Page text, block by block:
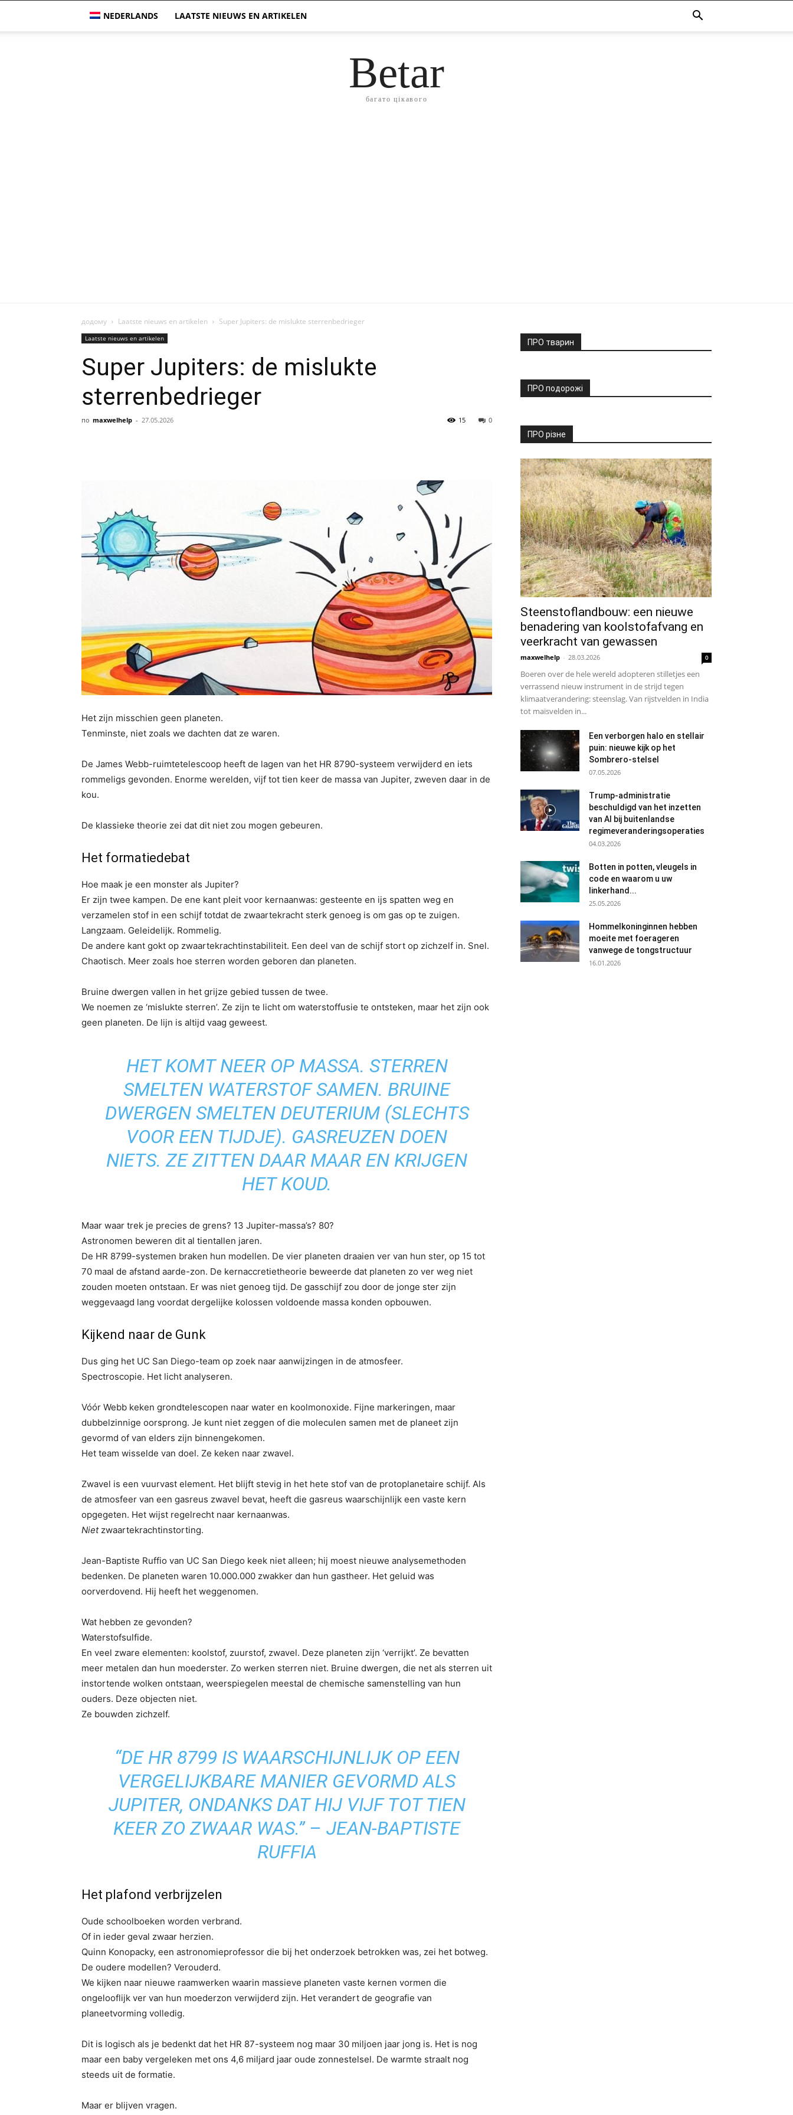
NEDERLANDS LAATSTE NIEUWS EN ARTIKELEN
Betar
багато цікавого
додому Laatste nieuws en artikelen Super Jupiters: de mislukte sterrenbedrieger
Laatste nieuws en artikelen
Super Jupiters: de mislukte
sterrenbedrieger
по maxwelhelp - 27.05.2026 0
15
Het zijn misschien geen planeten.
Tenminste, niet zoals we dachten dat ze waren.
De James Webb-ruimtetelescoop heeft de lagen van het HR 8790-systeem verwijderd en iets
rommeligs gevonden. Enorme werelden, vijf tot tien keer de massa van Jupiter, zweven daar in de
kou.
De klassieke theorie zei dat dit niet zou mogen gebeuren.
Het formatiedebat
Hoe maak je een monster als Jupiter?
Er zijn twee kampen. De ene kant pleit voor kernaanwas: gesteente en ijs spatten weg en
verzamelen stof in een schijf totdat de zwaartekracht sterk genoeg is om gas op te zuigen.
Langzaam. Geleidelijk. Rommelig.
De andere kant gokt op zwaartekrachtinstabiliteit. Een deel van de schijf stort op zichzelf in. Snel.
Chaotisch. Meer zoals hoe sterren worden geboren dan planeten.
Bruine dwergen vallen in het grijze gebied tussen de twee.
We noemen ze ‘mislukte sterren’. Ze zijn te licht om waterstoffusie te ontsteken, maar het zijn ook
geen planeten. De lijn is altijd vaag geweest.
HET KOMT NEER OP MASSA. STERREN
SMELTEN WATERSTOF SAMEN. BRUINE
DWERGEN SMELTEN DEUTERIUM (SLECHTS
VOOR EEN TIJDJE). GASREUZEN DOEN
NIETS. ZE ZITTEN DAAR MAAR EN KRIJGEN
HET KOUD.
Maar waar trek je precies de grens? 13 Jupiter-massa’s? 80?
Astronomen beweren dit al tientallen jaren.
De HR 8799-systemen braken hun modellen. De vier planeten draaien ver van hun ster, op 15 tot
70 maal de afstand aarde-zon. De kernaccretietheorie beweerde dat planeten zo ver weg niet
zouden moeten ontstaan. Er was niet genoeg tijd. De gasschijf zou door de jonge ster zijn
weggevaagd lang voordat dergelijke kolossen voldoende massa konden opbouwen.
Kijkend naar de Gunk
Dus ging het UC San Diego-team op zoek naar aanwijzingen in de atmosfeer.
Spectroscopie. Het licht analyseren.
Vóór Webb keken grondtelescopen naar water en koolmonoxide. Fijne markeringen, maar
dubbelzinnige oorsprong. Je kunt niet zeggen of die moleculen samen met de planeet zijn
gevormd of van elders zijn binnengekomen.
Het team wisselde van doel. Ze keken naar zwavel.
Zwavel is een vuurvast element. Het blijft stevig in het hete stof van de protoplanetaire schijf. Als
de atmosfeer van een gasreus zwavel bevat, heeft die gasreus waarschijnlijk een vaste kern
opgegeten. Het wijst regelrecht naar kernaanwas.
Nietzwaartekrachtinstorting.
Jean-Baptiste Ruffio van UC San Diego keek niet alleen; hij moest nieuwe analysemethoden
bedenken. De planeten waren 10.000.000 zwakker dan hun gastheer. Het geluid was
oorverdovend. Hij heeft het weggenomen.
Wat hebben ze gevonden?
Waterstofsulfide.
En veel zware elementen: koolstof, zuurstof, zwavel. Deze planeten zijn ‘verrijkt’. Ze bevatten
meer metalen dan hun moederster. Zo werken sterren niet. Bruine dwergen, die net als sterren uit
instortende wolken ontstaan, weerspiegelen meestal de chemische samenstelling van hun
ouders. Deze objecten niet.
Ze bouwden zichzelf.
“DE HR 8799 IS WAARSCHIJNLIJK OP EEN
VERGELIJKBARE MANIER GEVORMD ALS
JUPITER, ONDANKS DAT HIJ VIJF TOT TIEN
KEER ZO ZWAAR WAS.” – JEAN-BAPTISTE
RUFFIA
Het plafond verbrijzelen
Oude schoolboeken worden verbrand.
Of in ieder geval zwaar herzien.
Quinn Konopacky, een astronomieprofessor die bij het onderzoek betrokken was, zei het botweg.
De oudere modellen? Verouderd.
We kijken naar nieuwe raamwerken waarin massieve planeten vaste kernen vormen die
ongelooflijk ver van hun moederzon verwijderd zijn. Het verandert de geografie van
planeetvorming volledig.
Dit is logisch als je bedenkt dat het HR 87-systeem nog maar 30 miljoen jaar jong is. Het is nog
maar een baby vergeleken met ons 4,6 miljard jaar oude zonnestelsel. De warmte straalt nog
steeds uit de formatie.
Maar er blijven vragen.
ПРО тварин
ПРО подорожі
ПРО різне
Steenstoflandbouw: een nieuwe
benadering van koolstofafvang en
veerkracht van gewassen
maxwelhelp - 28.03.2026 0
Boeren over de hele wereld adopteren stilletjes een
verrassend nieuw instrument in de strijd tegen
klimaatverandering: steenslag. Van rijstvelden in India
tot maïsvelden in...
Een verborgen halo en stellair
puin: nieuwe kijk op het
Sombrero-stelsel
07.05.2026
Trump-administratie
beschuldigd van het inzetten
van AI bij buitenlandse
regimeveranderingsoperaties
04.03.2026
Botten in potten, vleugels in
code en waarom u uw
linkerhand...
25.05.2026
Hommelkoninginnen hebben
moeite met foerageren
vanwege de tongstructuur
16.01.2026